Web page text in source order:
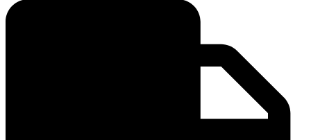
Dobbelt
32xA4